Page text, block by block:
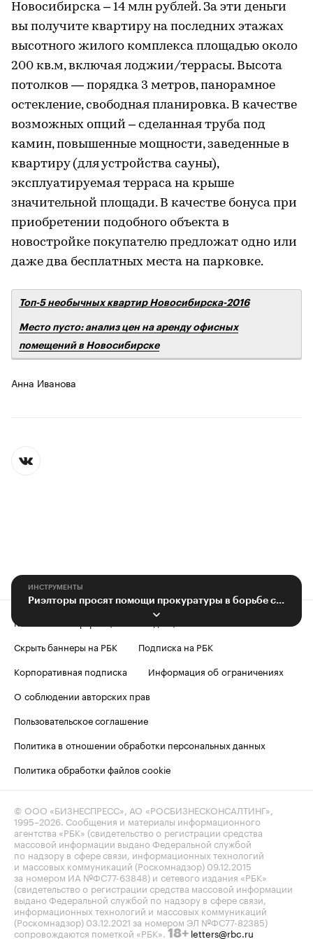
Новосибирска – 14 млн рублей. За эти деньги
вы получите квартиру на последних этажах
высотного жилого комплекса площадью около
200 кв.м, включая лоджии/террасы. Высота
потолков — порядка 3 метров, панорамное
остекление, свободная планировка. В качестве
возможных опций – сделанная труба под
камин, повышенные мощности, заведенные в
квартиру (для устройства сауны),
эксплуатируемая терраса на крыше
значительной площади. В качестве бонуса при
приобретении подобного объекта в
новостройке покупателю предложат одно или
даже два бесплатных места на парковке.
Топ-5 необычных квартир Новосибирска-2016
Место пусто: анализ цен на аренду офисных
помещений в Новосибирске
Анна Иванова
ИНСТРУМЕНТЫ
Риэлторы просят помощи прокуратуры в борьбе с конкурентами
Контактная информация
Скрыть баннеры на РБК
Подписка на РБК
Корпоративная подписка
Информация об ограничениях
О соблюдении авторских прав
Пользовательское соглашение
Политика в отношении обработки персональных данных
Политика обработки файлов cookie
© ООО «БИЗНЕСПРЕСС», АО «РОСБИЗНЕСКОНСАЛТИНГ»,
1995–2026. Сообщения и материалы информационного
агентства «РБК» (свидетельство о регистрации средства
массовой информации выдано Федеральной службой
по надзору в сфере связи, информационных технологий
и массовых коммуникаций (Роскомнадзор) 09.12.2015
за номером ИА №ФС77-63848) и сетевого издания «РБК»
(свидетельство о регистрации средства массовой информации
выдано Федеральной службой по надзору в сфере связи,
информационных технологий и массовых коммуникаций
(Роскомнадзор) 03.12.2021 за номером ЭЛ №ФС77-82385)
сопровождаются пометкой «РБК». 18+ letters@rbc.ru